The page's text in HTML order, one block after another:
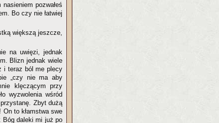
pozwałeś
Bo czy nie łatwiej
większą jeszcze,
na uwięzi, jednak
Blizn jednak wiele
i teraz ból me plecy
„czy nie ma aby
klęczącym przy
wyzwolenia wśród
Zbyt dużą
to kłamstwa swe
Bóg daleki mi już po